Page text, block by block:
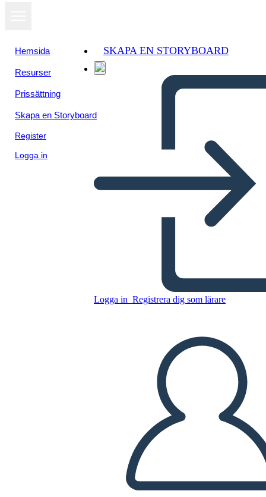
Hemsida
Resurser
Prissättning
Skapa en Storyboard
Register
Logga in
SKAPA EN STORYBOARD
Logga in Registrera dig som lärare
כוחות בריטיים
Kopiera denna storyboard
SKAPA EN STORYBOARD
SPELA UPP BILDSPEL
LÄS FÖR MIG